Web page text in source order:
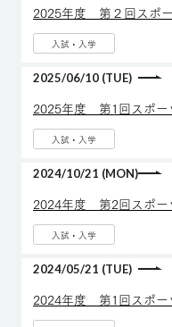
2025年度 第２回スポ
入試・入学
2025年度 第1回スポー
入試・入学
2025/06/10 (TUE)
2024年度 第2回スポー
入試・入学
2024/10/21 (MON)
2024年度 第1回スポー
2024/05/21 (TUE)